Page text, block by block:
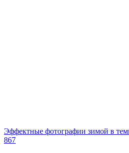
Эффектные фотографии зимой в
867